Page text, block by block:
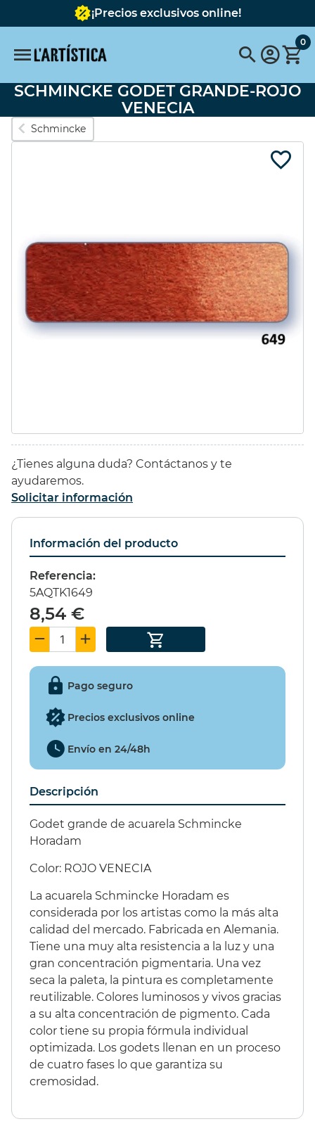
¡Precios exclusivos online!
Búsquedas populares
vallejo pinceles
Tavola
SET 6 COLORES
OPACOS 60ML
44,37 € (10%)
BASTIDOR
REDONDO CON
TELA 40 cms.
11,35 € (10%)
ESTUCHE 96
PROMARKER
250,75 €
LEFRANC&BOURGEOIS
13,29 €
SET PIÑATA 9
EXCITER 15ml.
49,55 €
42,12 €
0
SCHMINCKE GODET GRANDE-ROJO
VENECIA
Schmincke
¿Tienes alguna duda? Contáctanos y te
ayudaremos.
Solicitar información
Información del producto
Referencia:
5AQTK1649
8,54 €
Pago seguro
Precios exclusivos online
Envío en 24/48h
Descripción
Godet grande de acuarela Schmincke
Horadam
Color: ROJO VENECIA
La acuarela Schmincke Horadam es
considerada por los artistas como la más alta
calidad del mercado. Fabricada en Alemania.
Tiene una muy alta resistencia a la luz y una
gran concentración pigmentaria. Una vez
seca la paleta, la pintura es completamente
reutilizable. Colores luminosos y vivos gracias
a su alta concentración de pigmento. Cada
color tiene su propia fórmula individual
optimizada. Los godets llenan en un proceso
de cuatro fases lo que garantiza su
cremosidad.